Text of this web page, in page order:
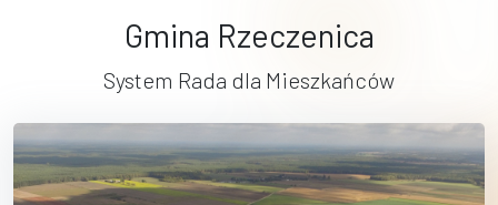
Gmina Rzeczenica
System Rada dla Mieszkańców